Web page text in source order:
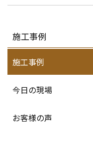
施工事例
施工事例
今日の現場
お客様の声